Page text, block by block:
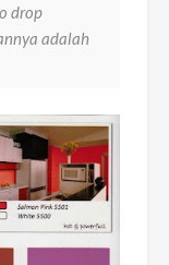
drop
adalah